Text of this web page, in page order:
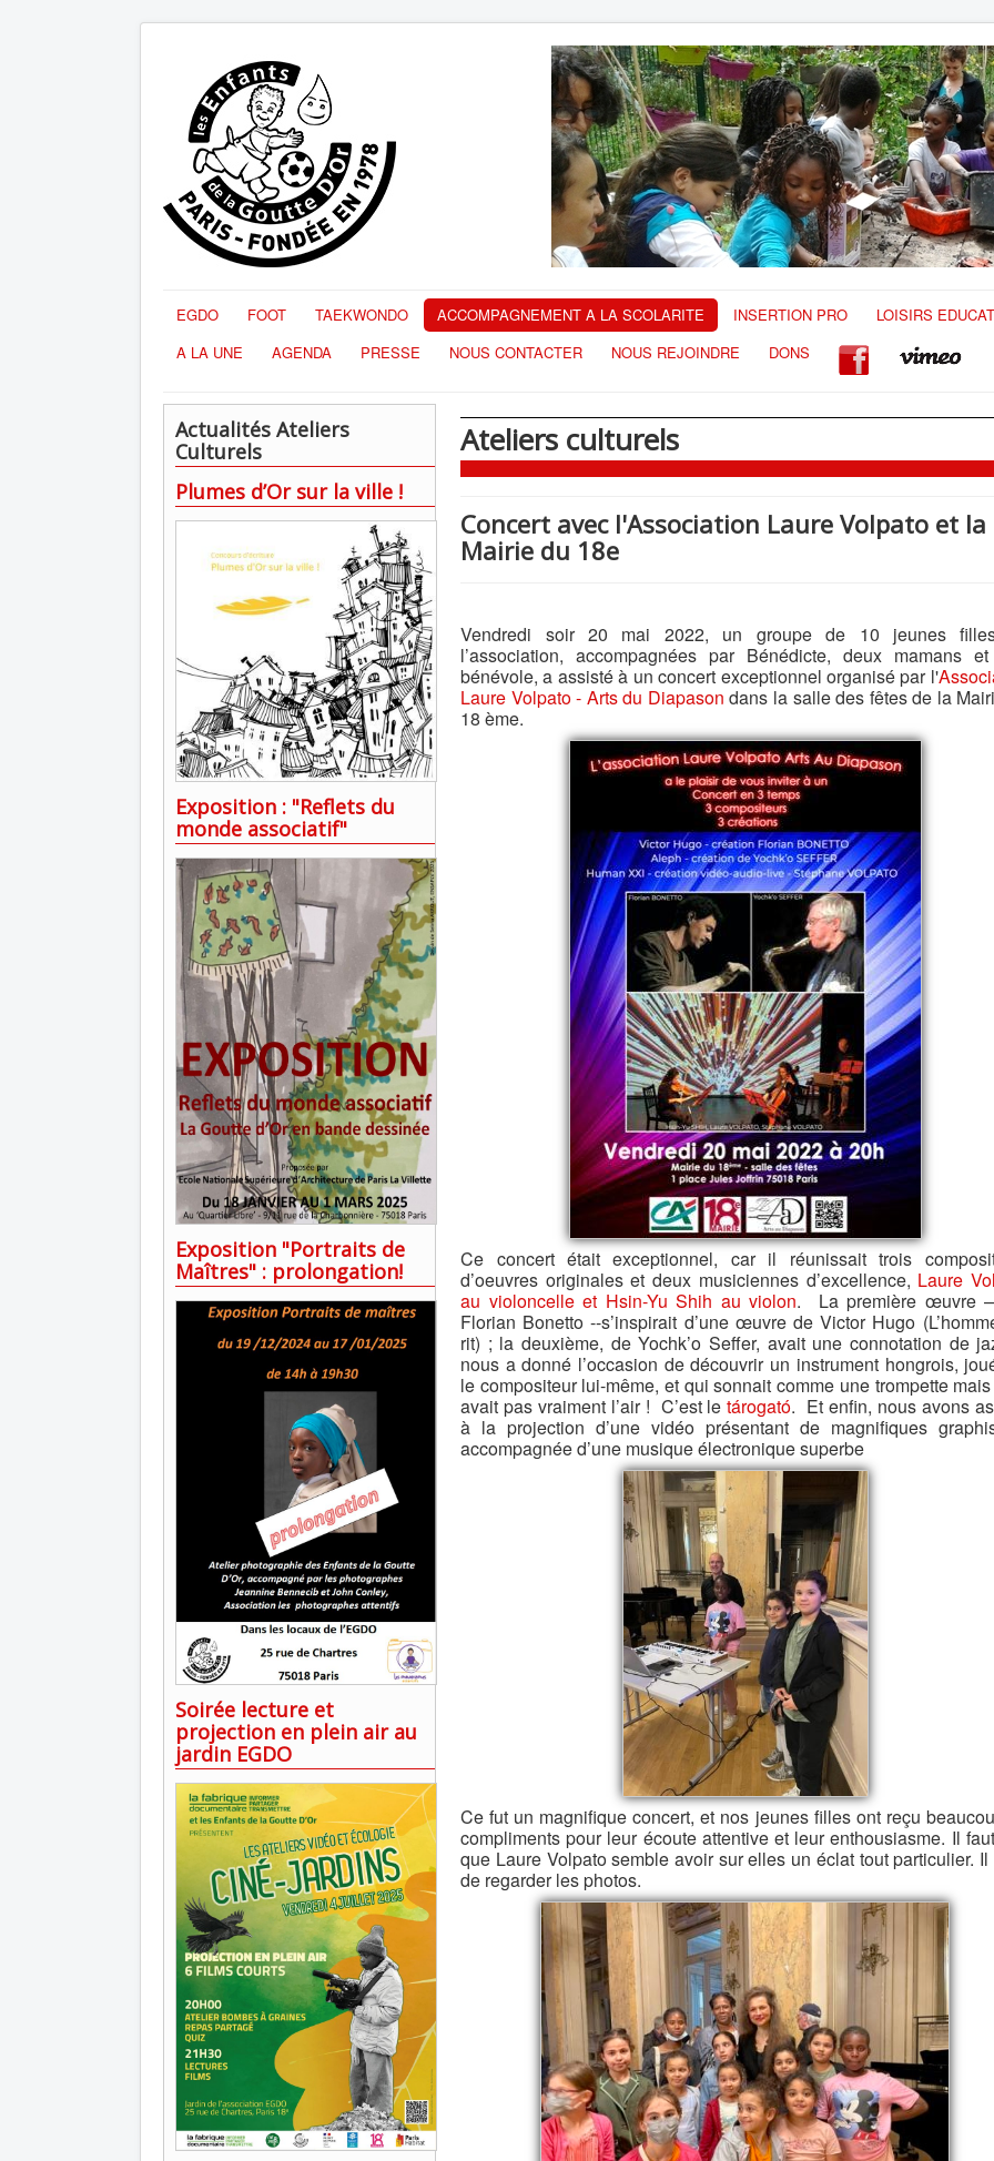
EGDO FOOT TAEKWONDO ACCOMPAGNEMENT A LA SCOLARITE INSERTION PRO
LOISIRS
A LA UNE
AGENDA PRESSE NOUS CONTACTER NOUS REJOINDRE DONS
Actualités Ateliers
Culturels
Plumes d’Or sur la ville !
Exposition : "Reflets du
monde associatif"
Exposition "Portraits de
Maîtres" : prolongation!
Soirée lecture et
projection en plein air au
jardin EGDO
Ateliers culturels
Concert avec l'Association Laure Volpato et la
Mairie du 18e
Vendredi soir 20 mai 2022, un groupe de 10 jeunes
l’association, accompagnées par Bénédicte, deux mamans
bénévole, a assisté à un concert exceptionnel organisé par l'
Laure Volpato - Arts du Diapason dans la salle des fêtes de la
18 ème.
Ce concert était exceptionnel, car il réunissait trois
d’oeuvres originales et deux musiciennes d’excellence, Laure
au violoncelle et Hsin-Yu Shih au violon. La première œuvre
Florian Bonetto --s’inspirait d’une œuvre de Victor Hugo
rit) ; la deuxième, de Yochk’o Seffer, avait une connotation de
nous a donné l’occasion de découvrir un instrument hongrois,
le compositeur lui-même, et qui sonnait comme une trompette mais
avait pas vraiment l’air ! C’est letárogató. Et enfin, nous avons
à la projection d’une vidéo présentant de magnifiques
accompagnée d’une musique électronique superbe
Ce fut un magnifique concert, et nos jeunes filles ont reçu
compliments pour leur écoute attentive et leur enthousiasme. Il
que Laure Volpato semble avoir sur elles un éclat tout particulier. Il
de regarder les photos.